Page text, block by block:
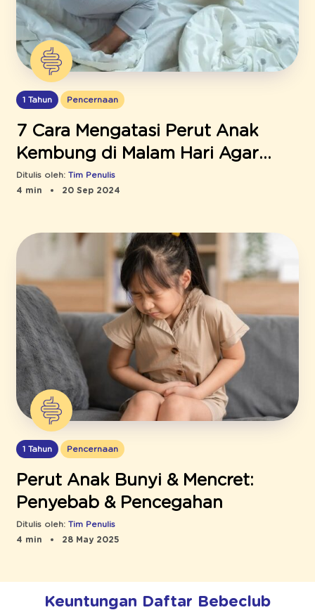
1 Tahun Pencernaan
7 Cara Mengatasi Perut Anak
Kembung di Malam Hari Agar
Tidur Nyenyak
Ditulis oleh: Tim Penulis
4 min
20 Sep 2024
1 Tahun Pencernaan
Perut Anak Bunyi & Mencret:
Penyebab & Pencegahan
Ditulis oleh: Tim Penulis
4 min
28 May 2025
Keuntungan Daftar Bebeclub